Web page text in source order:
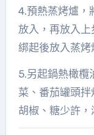
4.預熱蒸烤爐，
放入，再放入
綁起後放入蒸烤
5.另起鍋熱橄欖
菜、番茄罐頭
胡椒、糖少許，